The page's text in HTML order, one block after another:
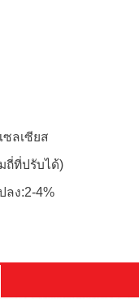
ซลเซียส
ถี่ที่ปรับได้)
ลง:2-4%